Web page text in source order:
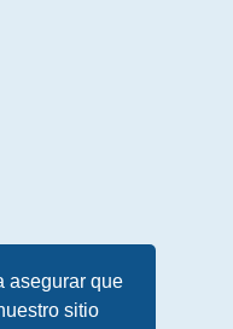
asegurar que
sitio